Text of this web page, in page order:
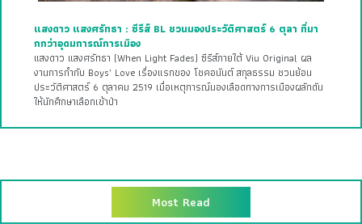
แสงดาว แสงศรัทธา : ซีรีส์ BL ชวนมองประวัติศาสตร์ 6 ตุลา ที่มา
กกว่าอุดมการณ์การเมือง
แสงดาว แสงศรัทธา (When Light Fades) ซีรีส์ภายใต้ Viu Original ผล
งานการกำกับ Boys’ Love เรื่องแรกของ โชคอนันต์ สกุลธรรม ชวนย้อน
ประวัติศาสตร์ 6 ตุลาคม 2519 เมื่อเหตุการณ์นองเลือดทางการเมืองผลักดัน
ให้นักศึกษาเลือกเข้าป่า
Most Read